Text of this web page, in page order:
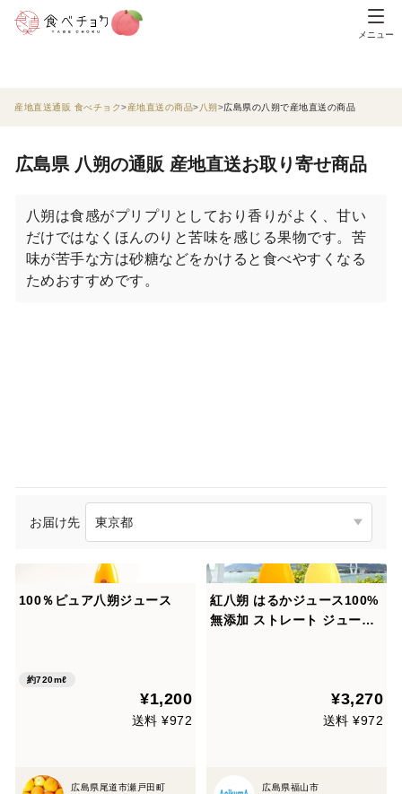
メニュー
産地直送通販 食べチョク 産地直送の商品 八朔 広島県の八朔で産地直送の商品
広島県 八朔の通販 産地直送お取り寄せ商品
八朔は食感がプリプリとしており香りがよく、甘い
だけではなくほんのりと苦味を感じる果物です。苦
味が苦手な方は砂糖などをかけると食べやすくなる
ためおすすめです。
お届け先
100％ピュア八朔ジュース
約720mℓ
¥1,200
送料 ¥972
広島県尾道市瀬戸田町
紅八朔 はるかジュース100%
無添加 ストレート ジュース
¥3,270
送料 ¥972
広島県福山市